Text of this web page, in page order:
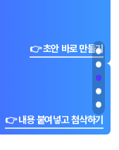
👉 초안 바로 만들기
👉 내용 붙여넣고 첨삭하기